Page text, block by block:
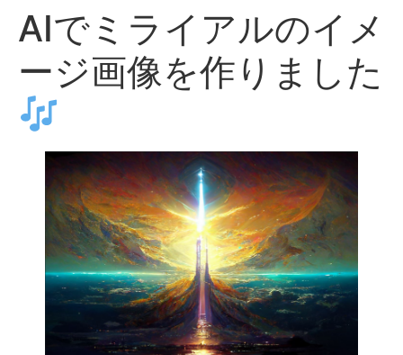
AIでミライアルのイメ
ージ画像を作りました